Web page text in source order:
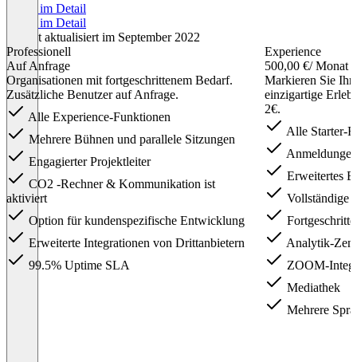
Preise im Detail
Preise im Detail
Zuletzt aktualisiert im September 2022
Professionell
Auf Anfrage
Organisationen mit fortgeschrittenem Bedarf.
Zusätzliche Benutzer auf Anfrage.
Alle Experience-Funktionen
Mehrere Bühnen und parallele Sitzungen
Engagierter Projektleiter
CO2 -Rechner & Kommunikation ist
aktiviert
Option für kundenspezifische Entwicklung
Erweiterte Integrationen von Drittanbietern
99.5% Uptime SLA
Experience
500,00 €/ Monat
Markieren Sie
einzigartige
2€.
Alle Starter-
Erweitertes
Vollständige
Analytik-
ZOOM-
Mediathek
Mehrere